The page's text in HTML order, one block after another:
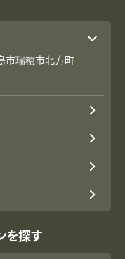
市瑞穂市北方町
を探す